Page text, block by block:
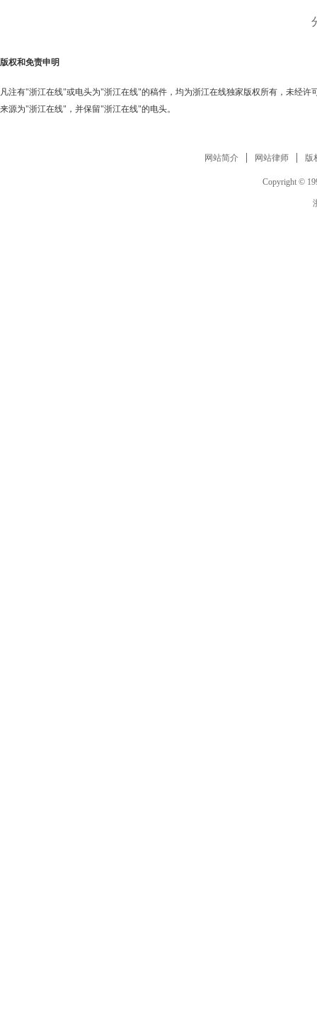
版权和免责申明
凡注有"浙江在线"或电头为"浙江在线"的稿件，均为浙江在线独家版权所有，未经许
来源为"浙江在线"，并保留"浙江在线"的电头。
网站简介 网站律师 版
Copyright ©